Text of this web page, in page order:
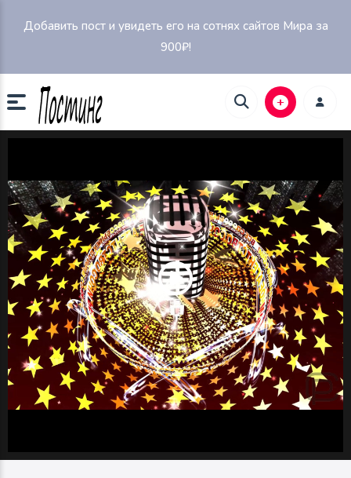
Добавить пост и увидеть его на сотнях сайтов Мира за
900₽!
Play
Video